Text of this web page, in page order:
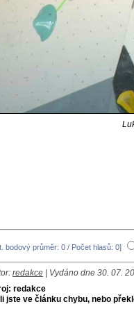
bodový průměr: 0 / Počet hlasů: 0]
redakce | Vydáno dne 30. 07.
redakce
jste ve článku chybu, nebo